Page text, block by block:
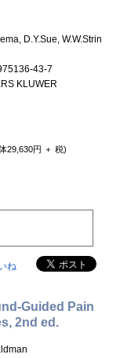
D.Y.Sue, W.W.Strin
43-7
KLUWER
29,630円 ＋ 税)
ね
Guided Pain
2nd ed.